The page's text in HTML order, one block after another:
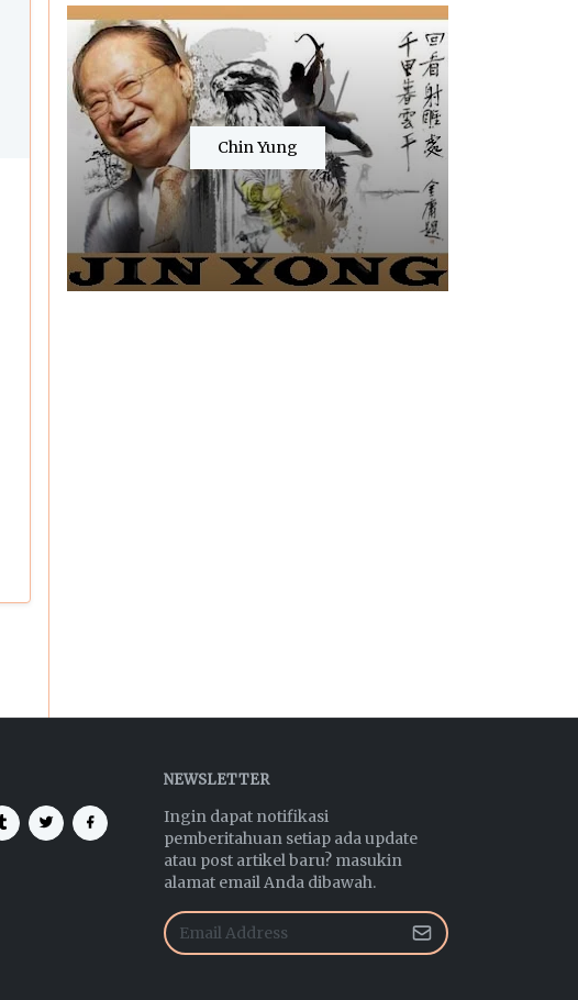
Chin Yung
NEWSLETTER
Ingin dapat notifikasi
pemberitahuan setiap ada update
atau post artikel baru? masukin
alamat email Anda dibawah.